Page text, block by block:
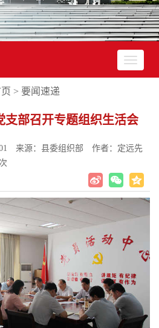
> 要闻速递
支部召开专题组织生活会
来源：县委组织部
作者：定远先